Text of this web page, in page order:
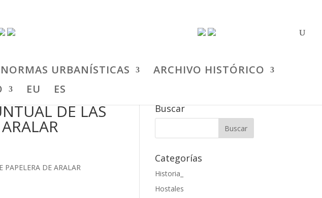
NORMAS URBANÍSTICAS
ARCHIVO HISTÓRICO
EU ES
DE LAS Buscar
Categorías
Historia_
Hostales